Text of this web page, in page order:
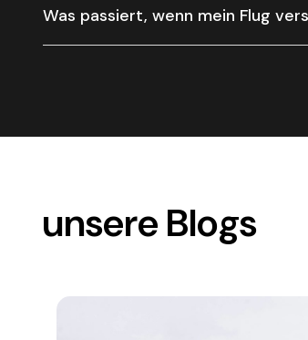
Was passiert, wenn mein Flug
unsere Blogs